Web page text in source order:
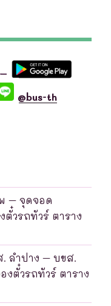
@bus-th
– จุดจอด
วรถทัวร์ ตาราง
ลำปาง – บขส.
งตั๋วรถทัวร์ ตาราง